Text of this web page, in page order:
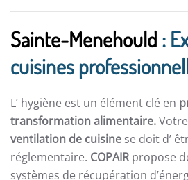
Sainte-Menehould :
cuisines
L’ hygiène est un élément clé en
transformation alimentaire.Votre
ventilation de cuisine se doit d’
réglementaire. COPAIRpropose
systèmes de récupération